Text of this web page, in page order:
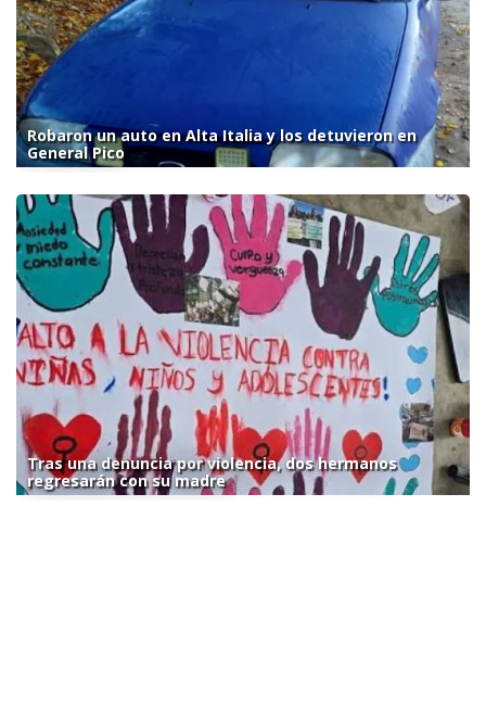
Robaron un auto en Alta Italia y los detuvieron en
General Pico
Tras una denuncia por violencia, dos hermanos
regresarán con su madre